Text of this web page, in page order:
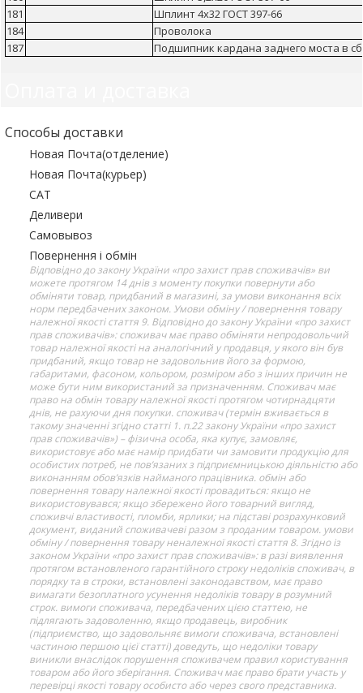
181
Шплинт 4х32 ГОСТ 397-66
184
Проволока
187
Подшипник кардана заднего моста в
Способы доставки
Новая Почта(отделение)
Новая Почта(курьер)
САТ
Деливери
Самовывоз
Повернення і обмін
Відповідно до закону України «про захист прав споживачів» ви
можете протягом 14 днів з моменту покупки повернути або
обміняти товар, придбаний в магазині, за умови виконання всіх
норм передбачених законом. Умови обміну / повернення товару
належної якості стаття 9. Відповідно до закону України «про захист
прав споживачів»: споживач має право обміняти непродовольчий
товар належної якості на аналогічний у продавця, у якого він був
придбаний, якщо товар не задовольнив його за формою,
габаритами, фасоном, кольором, розміром або з інших причин не
може бути ним використаний за призначенням. Споживач має
право на обмін товару належної якості протягом чотирнадцяти
днів, не рахуючи дня покупки. споживач (термін вживається в
такому значенні згідно статті 1. п.22 закону України «про захист
прав споживачів») – фізична особа, яка купує, замовляє,
використовує або має намір придбати чи замовити продукцію для
особистих потреб, не пов’язаних з підприємницькою діяльністю або
виконанням обов’язків найманого працівника. обмін або
повернення товару належної якості провадиться: якщо не
використовувався; якщо збережено його товарний вигляд,
споживчі властивості, пломби, ярлики; на підставі розрахунковий
документ, виданий споживачеві разом з проданим товаром. умови
обміну / повернення товару неналежної якості стаття 8. Згідно із
законом України «про захист прав споживачів»: в разі виявлення
протягом встановленого гарантійного строку недоліків споживач, в
порядку та в строки, встановлені законодавством, має право
вимагати безоплатного усунення недоліків товару в розумний
строк. вимоги споживача, передбачених цією статтею, не
підлягають задоволенню, якщо продавець, виробник
(підприємство, що задовольняє вимоги споживача, встановлені
частиною першою цієї статті) доведуть, що недоліки товару
виникли внаслідок порушення споживачем правил користування
товаром або його зберігання. Споживач має право брати участь у
перевірці якості товару особисто або через свого представника.